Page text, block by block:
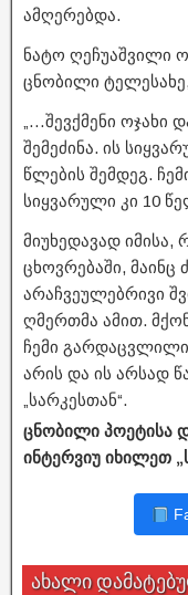
ამღერებდა.
ნატო ღეჩუაშვილი
ცნობილი
„…შევქმენი
შემეძინა. ის
წლების შემდეგ.
სიყვარული კი 10
მიუხედავად იმისა,
ცხოვრებაში, მაინც
არაჩვეულებრივი
ღმერთმა ამით.
ჩემი
არის და ის არსად
„სარკესთან“.
ცნობილი პოეტისა
ინტერვიუ იხილეთ
ახალი